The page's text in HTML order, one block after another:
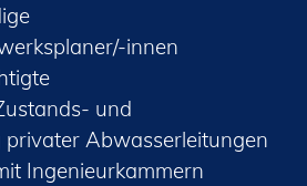
innen
und
Abwasserleitungen
Ingenieurkammern